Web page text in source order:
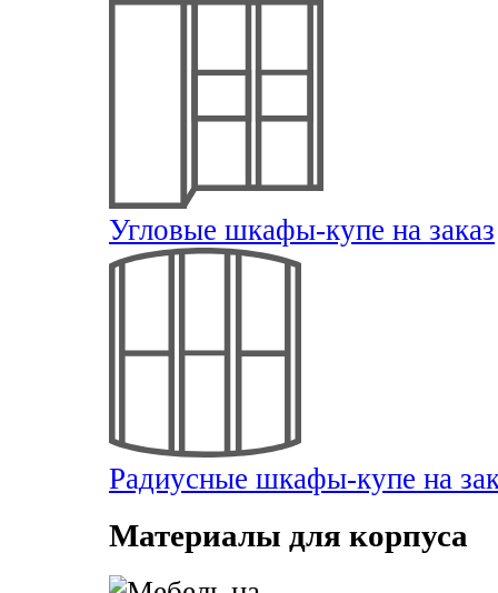
Угловые шкафы-купе на заказ
Радиусные шкафы-купе на
Материалы для корпуса